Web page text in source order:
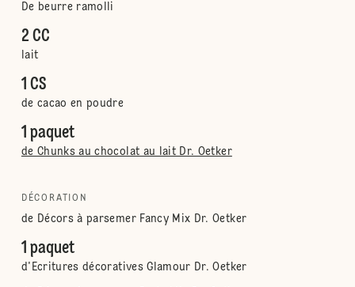
De beurre ramolli
2 CC
lait
1 CS
de cacao en poudre
1 paquet
de Chunks au chocolat au lait Dr. Oetker
DÉCORATION
de Décors à parsemer Fancy Mix Dr. Oetker
1 paquet
d'Ecritures décoratives Glamour Dr. Oetker